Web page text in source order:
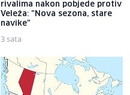
rivalima nakon pobjede protiv
Veleža: "Nova sezona, stare
navike"
3 sata